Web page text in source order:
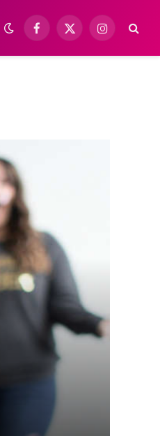
Facebook
X
Instagram